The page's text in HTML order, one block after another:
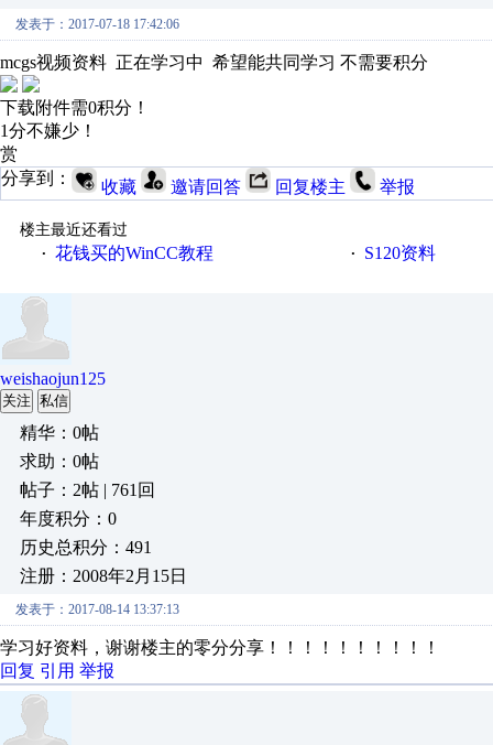
发表于：2017-07-18 17:42:06
mcgs视频资料 正在学习中 希望能共同学习 不需要积分
下载附件需0积分！
1分不嫌少！
赏
分享到：
收藏 邀请回答 回复楼主 举报
楼主最近还看过
· 花钱买的WinCC教程 · S120资料
weishaojun125
关注 私信
精华：0帖
求助：0帖
帖子：2帖 | 761回
年度积分：0
历史总积分：491
注册：2008年2月15日
发表于：2017-08-14 13:37:13
学习好资料，谢谢楼主的零分分享！！！！！！！！！！
回复 引用 举报